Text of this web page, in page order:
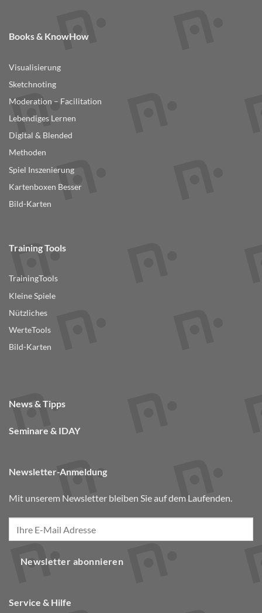
Books & KnowHow
Visualisierung
Sketchnoting
Moderation – Facilitation
Lebendiges Lernen
Digital & Blended
Methoden
Spiel Inszenierung
Kartenboxen Besser
Bild-Karten
Training Tools
TrainingTools
Kleine Spiele
Nützliches
WerteTools
Bild-Karten
News & Tipps
Seminare & IDAY
Newsletter-Anmeldung
Mit unserem Newsletter bleiben Sie auf dem Laufenden.
Newsletter abonnieren
Service & Hilfe